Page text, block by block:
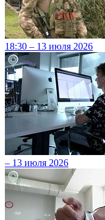
18:30 – 13 июля 2026
– 13 июля 2026